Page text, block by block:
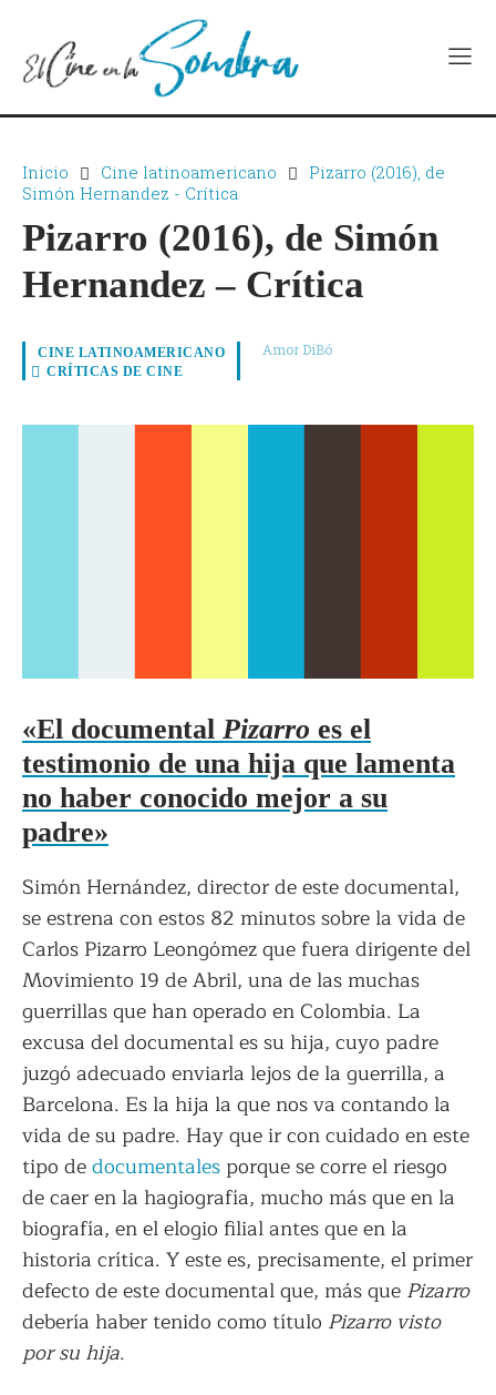
Inicio Cine latinoamericano
Pizarro (2016), de
Simón Hernandez - Crítica
Pizarro (2016), de Simón
Hernandez – Crítica
CINE LATINOAMERICANO
CRÍTICAS DE CINE
Amor DiBó
«El documental Pizarro es el
testimonio de una hija que lamenta
no haber conocido mejor a su
padre»
Simón Hernández, director de este documental,
se estrena con estos 82 minutos sobre la vida de
Carlos Pizarro Leongómez que fuera dirigente del
Movimiento 19 de Abril, una de las muchas
guerrillas que han operado en Colombia. La
excusa del documental es su hija, cuyo padre
juzgó adecuado enviarla lejos de la guerrilla, a
Barcelona. Es la hija la que nos va contando la
vida de su padre. Hay que ir con cuidado en este
tipo dedocumentales porque se corre el riesgo
de caer en la hagiografía, mucho más que en la
biografía, en el elogio filial antes que en la
historia crítica. Y este es, precisamente, el primer
defecto de este documental que, más que Pizarro
debería haber tenido como título Pizarro visto
por su hija.